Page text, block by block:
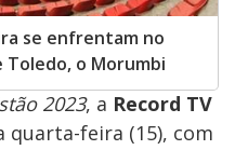
se enfrentam no
Toledo, o Morumbi
2023, a Record TV
quarta-feira (15), com